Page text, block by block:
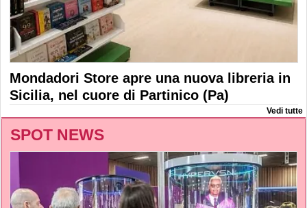
Mondadori Store apre una nuova libreria in
Sicilia, nel cuore di Partinico (Pa)
Vedi tutte
SPOT NEWS